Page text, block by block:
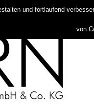
und fortlaufend
von